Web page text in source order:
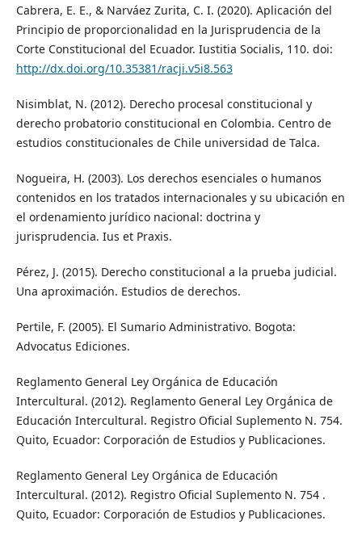
Cabrera, E. E., & Narváez Zurita, C. I. (2020). Aplicación del
Principio de proporcionalidad en la Jurisprudencia de la
Corte Constitucional del Ecuador. Iustitia Socialis, 110. doi:
http://dx.doi.org/10.35381/racji.v5i8.563
Nisimblat, N. (2012). Derecho procesal constitucional y
derecho probatorio constitucional en Colombia. Centro de
estudios constitucionales de Chile universidad de Talca.
Nogueira, H. (2003). Los derechos esenciales o humanos
contenidos en los tratados internacionales y su ubicación en
el ordenamiento jurídico nacional: doctrina y
jurisprudencia. Ius et Praxis.
Pérez, J. (2015). Derecho constitucional a la prueba judicial.
Una aproximación. Estudios de derechos.
Pertile, F. (2005). El Sumario Administrativo. Bogota:
Advocatus Ediciones.
Reglamento General Ley Orgánica de Educación
Intercultural. (2012). Reglamento General Ley Orgánica de
Educación Intercultural. Registro Oficial Suplemento N. 754.
Quito, Ecuador: Corporación de Estudios y Publicaciones.
Reglamento General Ley Orgánica de Educación
Intercultural. (2012). Registro Oficial Suplemento N. 754 .
Quito, Ecuador: Corporación de Estudios y Publicaciones.